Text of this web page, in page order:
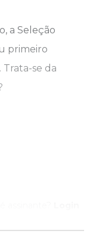
a Seleção
primeiro
se da